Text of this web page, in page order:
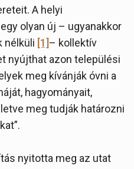
A helyi
olyan új – ugyanakkor
nélküli [1]– kollektív
nyújthat azon települési
meg kívánják óvni a
hagyományait,
meg tudják határozni
nyitotta meg az utat